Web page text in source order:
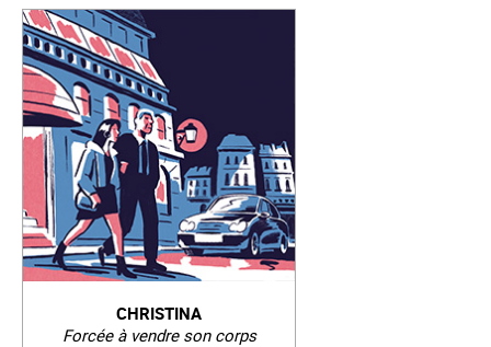
CHRISTINA
Forcée à vendre son corps